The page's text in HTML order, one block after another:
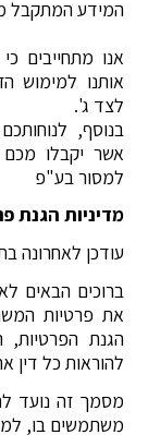
המידע המתקבל
אנו מתחייבים
אותנו למימוש
לצד ג'.
בנוסף,
אשר יקבלו
למסור בע"פ
מדיניות הגנת
עודכן לאחרונה בתאריך:
ברוכים הבאים
את פרטיות
להוראות כל דין
מסמך זה נועד
משתמשים בו, למי